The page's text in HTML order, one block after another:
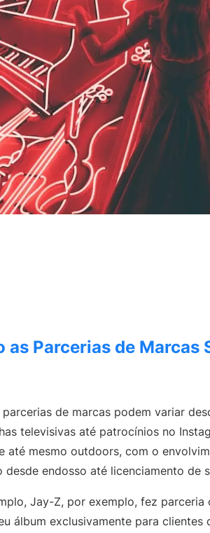
de Marketing Digital
o público certo
Musicais
boa música
Musical Atual
sobre dados
Charts
as Parcerias de Marcas
parcerias de marcas podem variar
televisivas até patrocínios no
até mesmo outdoors, com o
desde endosso até licenciamento de
Jay-Z, por exemplo, fez parceria
álbum exclusivamente para clientes